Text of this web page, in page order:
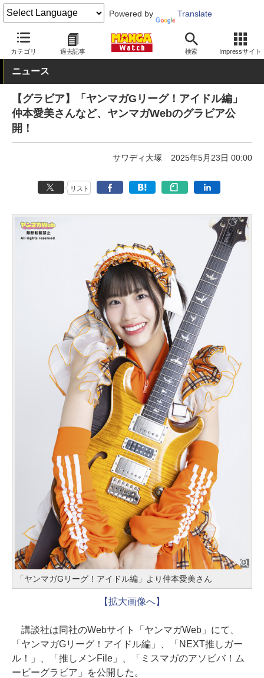
Powered by Translate
カテゴリ 過去記事 検索 Impressサイト
MANGA Watch 青年
ニュース
【グラビア】「ヤンマガGリーグ！アイドル編」
仲本愛美さんなど、ヤンマガWebのグラビア公
開！
サワディ大塚 2025年5月23日 00:00
リスト
「ヤンマガGリーグ！アイドル編」より仲本愛美さん
【拡大画像へ】
講談社は同社のWebサイト「ヤンマガWeb」にて、
「ヤンマガGリーグ！アイドル編」、「NEXT推しガー
ル！」、「推しメンFile」、「ミスマガのアソビバ！ム
ービーグラビア」を公開した。